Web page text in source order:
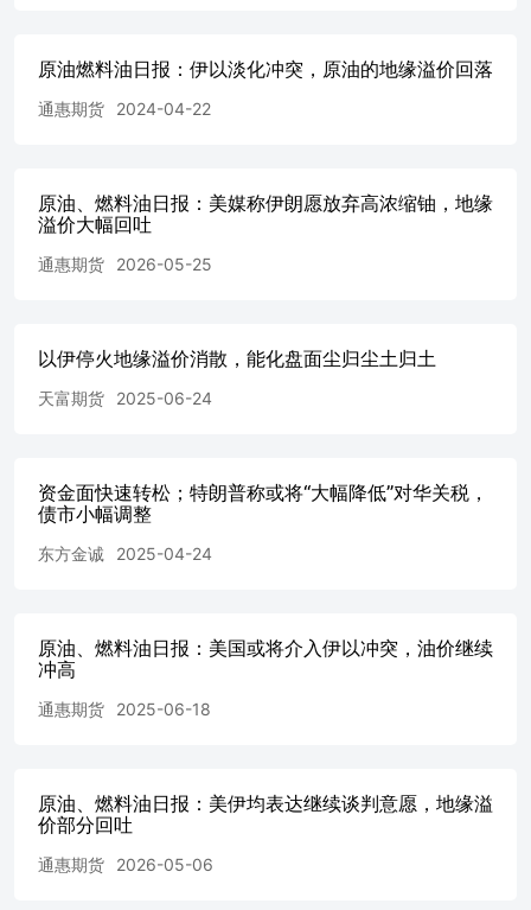
比增长5.9%至2330万吨，柴油出口量同比增长9.7%至230万
国家航空暂停6月23日飞往多哈的航班，对后续是否继续停
航班运营。（3）库存低硫燃料油仓库期货仓单0吨，环比上
个交易日持平；中质含硫原油期货仓单4029000桶，环比上
个交易日持平；燃料油期货仓单22750吨，环比上个交易日
持平；（4）市场信息截至2:30收盘，沪金主力合约涨
8809元/千克，SC原油主力合约收跌5.65%，报538元/桶。消
息人士：巴西国家石油公司目前预计不会提高燃料价格，任
何调整都将取决于全球油价的持续变化。液化石油气
伊拉克项目各项工作正常推进，公司会按照相关要求对每个
项目进行安全评估，并为每个项目制定安保预案及应急预
展，持续评估影响，并根据实际情况及时调整风控措施和项
行首席投资策略师查鲁•查纳纳表示，高度依赖石油进口的
国家——包括印度、泰国、菲律宾和欧洲大部分国家面临多
本外流。如果能源价格居高不下，这些国家对经济增长的担
初值，前值58.8，预期58.5。金十期货6月23日讯，豆油方
面，近期进口巴西大豆成本持续上升，油厂压榨利润下降，
叠加中美经贸摩擦发展存在不确定性，均对豆油价格有较强
原油燃料油日报：伊以淡化冲突，原油的地缘溢价回落
通惠期货 2024-04-22
原油、燃料油日报：美媒称伊朗愿放弃高浓缩铀，地缘
溢价大幅回吐
通惠期货 2026-05-25
以伊停火地缘溢价消散，能化盘面尘归尘土归土
天富期货 2025-06-24
资金面快速转松；特朗普称或将“大幅降低”对华关税，
债市小幅调整
东方金诚 2025-04-24
原油、燃料油日报：美国或将介入伊以冲突，油价继续
冲高
通惠期货 2025-06-18
原油、燃料油日报：美伊均表达继续谈判意愿，地缘溢
价部分回吐
通惠期货 2026-05-06